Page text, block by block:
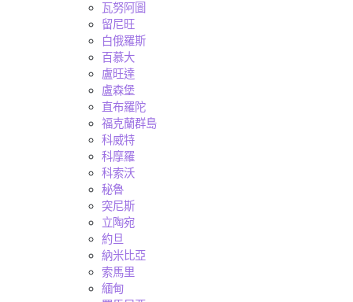
瓦努阿圖
留尼旺
白俄羅斯
百慕大
盧旺達
盧森堡
直布羅陀
福克蘭群島
科威特
科摩羅
科索沃
秘魯
突尼斯
立陶宛
約旦
納米比亞
索馬里
緬甸